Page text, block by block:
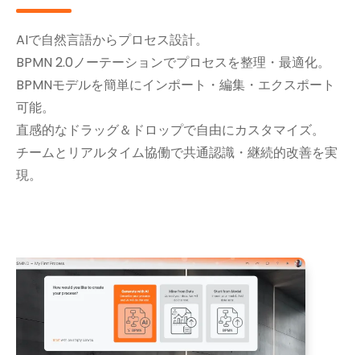
AIで自然言語からプロセス設計。
BPMN 2.0ノーテーションでプロセスを整理・最適化。
BPMNモデルを簡単にインポート・編集・エクスポート
可能。
直感的なドラッグ＆ドロップで自由にカスタマイズ。
チームとリアルタイム協働で共通認識・継続的改善を実
現。